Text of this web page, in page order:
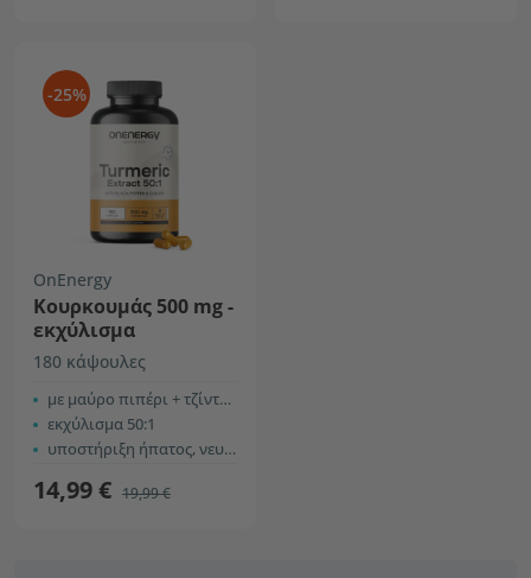
-25%
OnEnergy
Κουρκουμάς 500 mg -
εκχύλισμα
180 κάψουλες
με μαύρο πιπέρι + τζίντζερ
εκχύλισμα 50:1
υποστήριξη ήπατος, νευρικού και αναπνευστικού συστήματος, κ.λπ.
14,99 € 19,99 €